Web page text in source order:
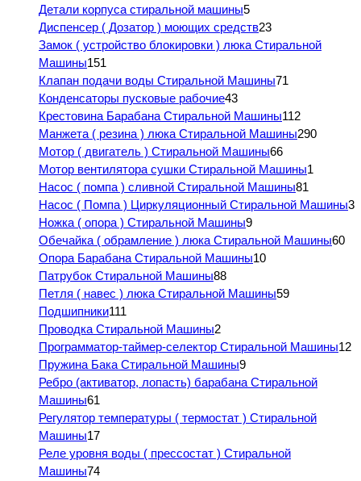
Детали корпуса стиральной машины5
Диспенсер ( Дозатор ) моющих средств23
Замок ( устройство блокировки ) люка Стиральной
Машины151
Клапан подачи воды Стиральной Машины71
Конденсаторы пусковые рабочие43
Крестовина Барабана Стиральной Машины112
Манжета ( резина ) люка Стиральной Машины290
Мотор ( двигатель ) Стиральной Машины66
Мотор вентилятора сушки Стиральной Машины1
Насос ( помпа ) сливной Стиральной Машины81
Насос ( Помпа ) Циркуляционный Стиральной Машины3
Ножка ( опора ) Стиральной Машины9
Обечайка ( обрамление ) люка Стиральной Машины60
Опора Барабана Стиральной Машины10
Патрубок Стиральной Машины88
Петля ( навес ) люка Стиральной Машины59
Подшипники111
Проводка Стиральной Машины2
Программатор-таймер-селектор Стиральной Машины12
Пружина Бака Стиральной Машины9
Ребро (активатор, лопасть) барабана Стиральной
Машины61
Регулятор температуры ( термостат ) Стиральной
Машины17
Реле уровня воды ( прессостат ) Стиральной
Машины74